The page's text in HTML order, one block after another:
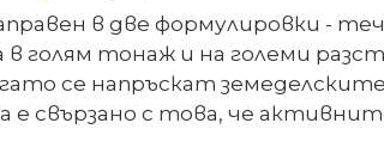
в две формулировки -
голям тонаж и на големи
се напръскат
е свързано с това, че